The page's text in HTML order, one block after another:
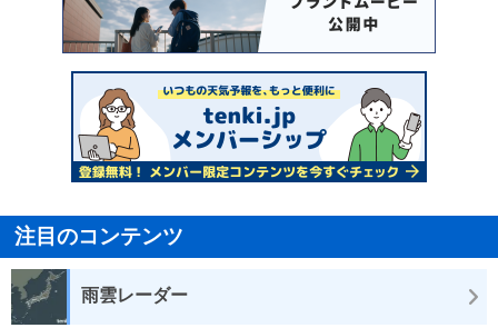
注目のコンテンツ
雨雲レーダー